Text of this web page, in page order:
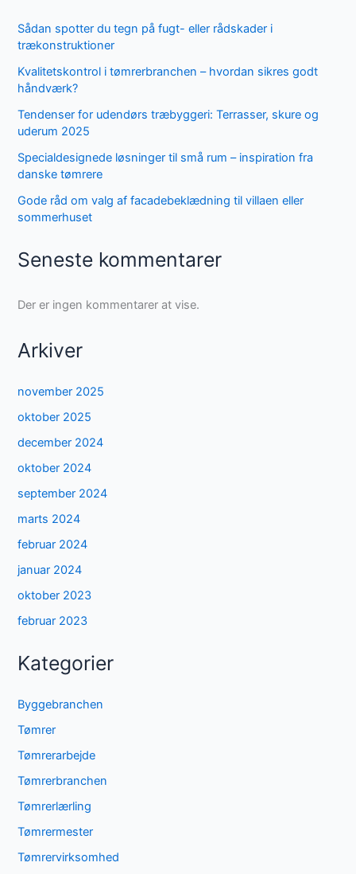
Sådan spotter du tegn på fugt- eller rådskader i
trækonstruktioner
Kvalitetskontrol i tømrerbranchen – hvordan sikres godt
håndværk?
Tendenser for udendørs træbyggeri: Terrasser, skure og
uderum 2025
Specialdesignede løsninger til små rum – inspiration fra
danske tømrere
Gode råd om valg af facadebeklædning til villaen eller
sommerhuset
Seneste kommentarer
Der er ingen kommentarer at vise.
Arkiver
november 2025
oktober 2025
december 2024
oktober 2024
september 2024
marts 2024
februar 2024
januar 2024
oktober 2023
februar 2023
Kategorier
Byggebranchen
Tømrer
Tømrerarbejde
Tømrerbranchen
Tømrerlærling
Tømrermester
Tømrervirksomhed